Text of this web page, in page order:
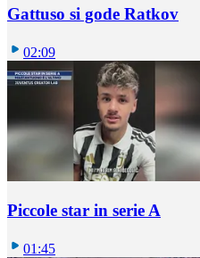
Gattuso si gode Ratkov
02:09
Piccole star in serie A
01:45